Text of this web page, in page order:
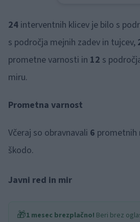
24 interventnih klicev je bilo s
s področja mejnih zadev in tujcev,
prometne varnosti in 12 s
miru.
Prometna varnost
Včeraj so obravnavali 6 prometnih
škodo.
Javni red in mir
🎁1 mesec brezplačno! Beri brez